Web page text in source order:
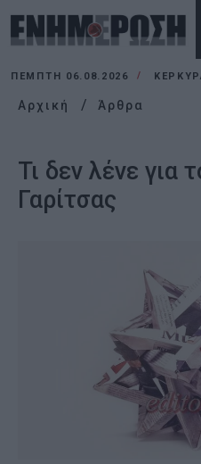
ΠΈΜΠΤΗ 06.08.2026
Αρχική Άρθρα
Τι δεν λένε για
Γαρίτσας